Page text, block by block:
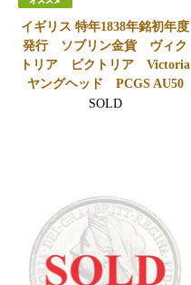
イギリス 特年1838年銘初年度
発行 ソブリン金貨 ヴィク
トリア ビクトリア Victoria
ヤングヘッド PCGS AU50
SOLD